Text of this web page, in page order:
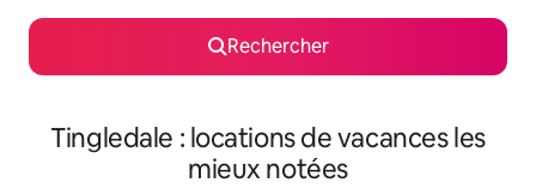
Rechercher
Tingledale : locations de vacances les
mieux notées